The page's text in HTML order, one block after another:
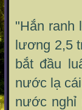
"Hắn ranh
lương 2,5
bắt đầu
nước lạ
nước nghỉ